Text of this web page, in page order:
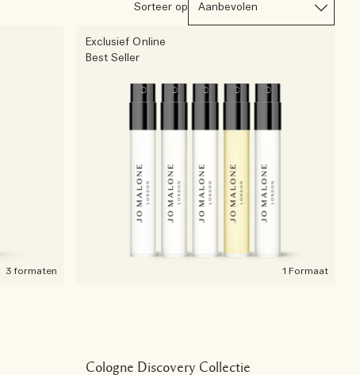
Sorteer op
3 formaten
Exclusief Online
Best Seller
1 Formaat
Cologne Discovery Collectie